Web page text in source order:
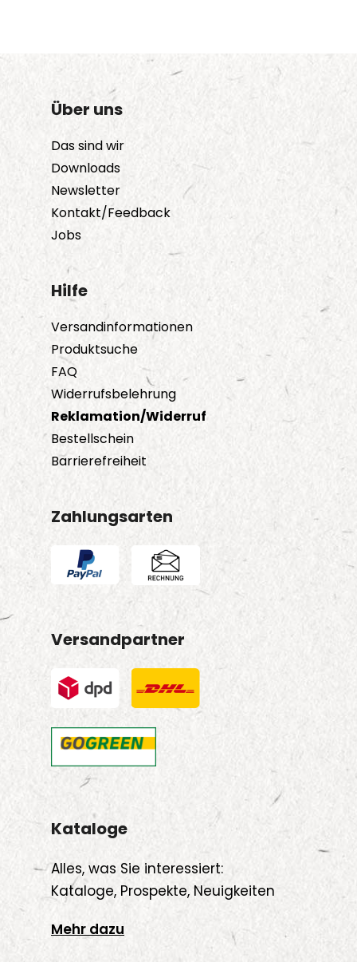
Über uns
Das sind wir
Downloads
Newsletter
Kontakt/Feedback
Jobs
Hilfe
Versandinformationen
Produktsuche
FAQ
Widerrufsbelehrung
Reklamation/Widerruf
Bestellschein
Barrierefreiheit
Zahlungsarten
Versandpartner
Kataloge
Alles, was Sie interessiert:
Kataloge, Prospekte, Neuigkeiten
Mehr dazu